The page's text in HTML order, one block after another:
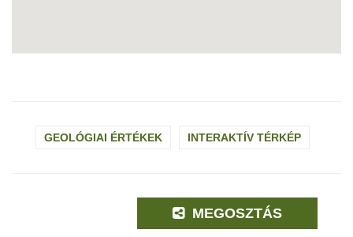
GEOLÓGIAI ÉRTÉKEK INTERAKTÍV TÉRKÉP
MEGOSZTÁS